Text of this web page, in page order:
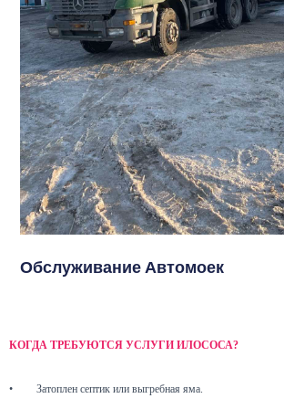
Обслуживание Автомоек
КОГДА ТРЕБУЮТСЯ УСЛУГИ ИЛОСОСА?
• Затоплен септик или выгребная яма.